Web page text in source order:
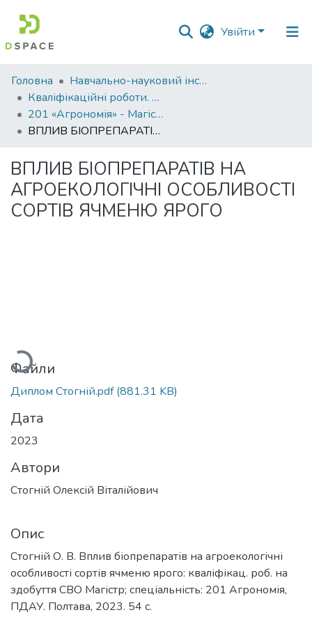
Увійти
Фонди
та
зібрання
Пошук за критеріями
Статистика
Головна
Навчально-науковий інститут агротехнологій, селекції та екології
Кваліфікаційні роботи. ННІ агротехнологій, селекції та екології
201 «Агрономія» - Магістри 2023-2024
ВПЛИВ БІОПРЕПАРАТІВ НА АГРОЕКОЛОГІЧНІ ОСОБЛИВОСТІ СОРТІВ ЯЧМЕНЮ ЯРОГО
ВПЛИВ БІОПРЕПАРАТІВ НА
АГРОЕКОЛОГІЧНІ ОСОБЛИВОСТІ
СОРТІВ ЯЧМЕНЮ ЯРОГО
Файли
Диплом Стогній.pdf(881.31 KB)
Дата
2023
Автори
Стогній Олексій Віталійович
Опис
Стогній О. В. Вплив біопрепаратів на агроекологічні
особливості сортів ячменю ярого: кваліфікац. роб. на
здобуття СВО Магістр; спеціальність: 201 Агрономія,
ПДАУ. Полтава, 2023. 54 с.